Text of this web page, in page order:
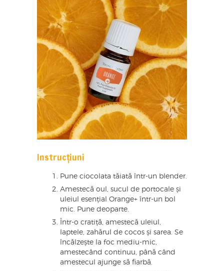
Instrucțiuni
Pune ciocolata tăiată într-un blender.
Amestecă oul, sucul de portocale și
uleiul esențial Orange+ într-un bol
mic. Pune deoparte.
Într-o cratiță, amestecă uleiul,
laptele, zahărul de cocos și sarea. Se
încălzește la foc mediu-mic,
amestecând continuu, până când
amestecul ajunge să fiarbă.